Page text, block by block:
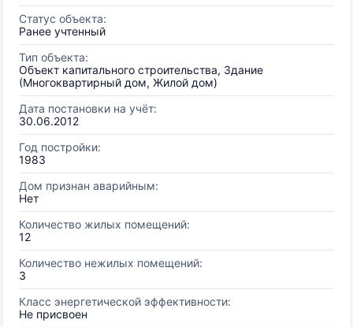
Статус объекта:
Ранее учтенный
Тип объекта:
Объект капитального строительства, Здание
(Многоквартирный дом, Жилой дом)
Дата постановки на учёт:
30.06.2012
Год постройки:
1983
Дом признан аварийным:
Нет
Количество жилых помещений:
12
Количество нежилых помещений:
3
Класс энергетической эффективности:
Не присвоен